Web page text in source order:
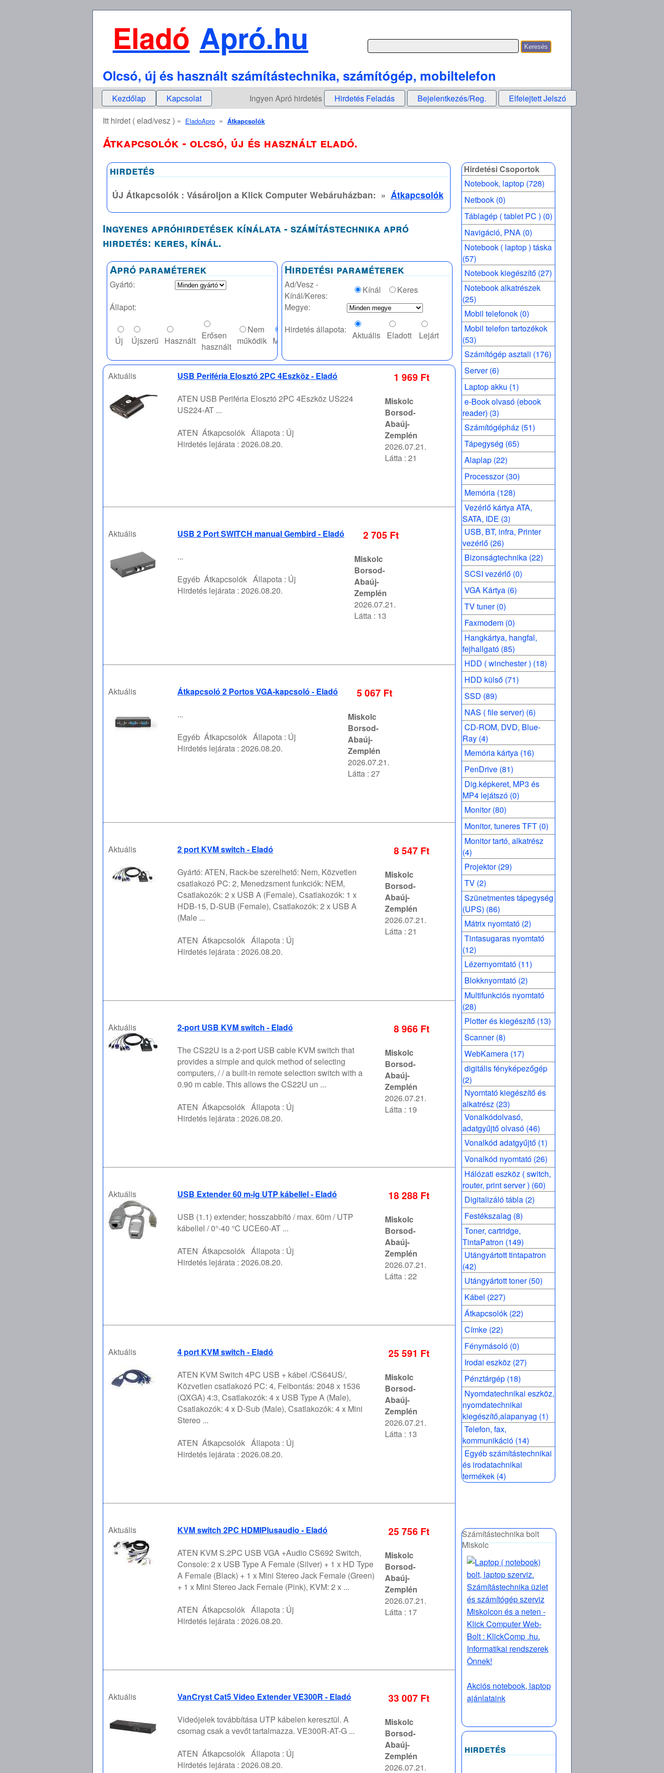
Eladó Apró.hu
Olcsó, új és használt számítástechnika, számítógép, mobiltelefon
Kezdőlap Kapcsolat Ingyen Apró hirdetés Hirdetés Feladás Bejelentkezés/Reg.
Elfelejtett Jelszó
Itt hirdet ( elad/vesz ) » EladoApro » Átkapcsolók
Átkapcsolók - olcsó, új és használt eladó.
hirdetés
ÚJ Átkapcsolók : Vásároljon a Klick Computer Webáruházban: » Átkapcsolók
Ingyenes apróhirdetések kínálata - számítástechnika apró
hirdetés: keres, kínál.
Apró paraméterek
Gyártó:
Állapot:
Új Újszerű Használt Erősen
használt
Nem
működik Mindegy
Hirdetési paraméterek
Ad/Vesz -
Kínál/Keres:
Kínál
Keres
Megye:
Hirdetés állapota:
Aktuális Eladott Lejárt
Aktuális
USB Periféria Elosztó 2PC 4Eszköz - Eladó
ATEN USB Periféria Elosztó 2PC 4Eszköz US224
US224-AT ...
ATEN Átkapcsolók Állapota : Új
Hirdetés lejárata : 2026.08.20.
1 969 Ft
Miskolc
Borsod-
Abaúj-
Zemplén
2026.07.21.
Látta : 21
Aktuális
USB 2 Port SWITCH manual Gembird - Eladó
...
Egyéb Átkapcsolók Állapota : Új
Hirdetés lejárata : 2026.08.20.
2 705 Ft
Miskolc
Borsod-
Abaúj-
Zemplén
2026.07.21.
Látta : 13
Aktuális
Átkapcsoló 2 Portos VGA-kapcsoló - Eladó
...
Egyéb Átkapcsolók Állapota : Új
Hirdetés lejárata : 2026.08.20.
5 067 Ft
Miskolc
Borsod-
Abaúj-
Zemplén
2026.07.21.
Látta : 27
Aktuális
2 port KVM switch - Eladó
Gyártó: ATEN, Rack-be szerelhető: Nem, Közvetlen
csatlakozó PC: 2, Menedzsment funkciók: NEM,
Csatlakozók: 2 x USB A (Female), Csatlakozók: 1 x
HDB-15, D-SUB (Female), Csatlakozók: 2 x USB A
(Male ...
ATEN Átkapcsolók Állapota : Új
Hirdetés lejárata : 2026.08.20.
8 547 Ft
Miskolc
Borsod-
Abaúj-
Zemplén
2026.07.21.
Látta : 21
Aktuális
2-port USB KVM switch - Eladó
The CS22U is a 2-port USB cable KVM switch that
provides a simple and quick method of selecting
computers, / / a built-in remote selection switch with a
0.90 m cable. This allows the CS22U un ...
ATEN Átkapcsolók Állapota : Új
Hirdetés lejárata : 2026.08.20.
8 966 Ft
Miskolc
Borsod-
Abaúj-
Zemplén
2026.07.21.
Látta : 19
Aktuális
USB Extender 60 m-ig UTP kábellel - Eladó
USB (1.1) extender; hosszabbító / max. 60m / UTP
kábellel / 0°-40 °C UCE60-AT ...
ATEN Átkapcsolók Állapota : Új
Hirdetés lejárata : 2026.08.20.
18 288 Ft
Miskolc
Borsod-
Abaúj-
Zemplén
2026.07.21.
Látta : 22
Aktuális
4 port KVM switch - Eladó
ATEN KVM Switch 4PC USB + kábel /CS64US/,
Közvetlen csatlakozó PC: 4, Felbontás: 2048 x 1536
(QXGA) 4:3, Csatlakozók: 4 x USB Type A (Male),
Csatlakozók: 4 x D-Sub (Male), Csatlakozók: 4 x Mini
Stereo ...
ATEN Átkapcsolók Állapota : Új
Hirdetés lejárata : 2026.08.20.
25 591 Ft
Miskolc
Borsod-
Abaúj-
Zemplén
2026.07.21.
Látta : 13
Aktuális
KVM switch 2PC HDMIPlusaudio - Eladó
ATEN KVM S.2PC USB VGA +Audio CS692 Switch,
Console: 2 x USB Type A Female (Silver) + 1 x HD Type
A Female (Black) + 1 x Mini Stereo Jack Female (Green)
+ 1 x Mini Stereo Jack Female (Pink), KVM: 2 x ...
ATEN Átkapcsolók Állapota : Új
Hirdetés lejárata : 2026.08.20.
25 756 Ft
Miskolc
Borsod-
Abaúj-
Zemplén
2026.07.21.
Látta : 17
Aktuális
VanCryst Cat5 Video Extender VE300R - Eladó
Videójelek továbbítása UTP kábelen keresztül. A
csomag csak a vevőt tartalmazza. VE300R-AT-G ...
ATEN Átkapcsolók Állapota : Új
Hirdetés lejárata : 2026.08.20.
33 007 Ft
Miskolc
Borsod-
Abaúj-
Zemplén
2026.07.21.
Hirdetési Csoportok
Notebook, laptop (728)
Netbook (0)
Táblagép ( tablet PC ) (0)
Navigáció, PNA (0)
Notebook ( laptop ) táska
(57)
Notebook kiegészítő (27)
Notebook alkatrészek
(25)
Mobil telefonok (0)
Mobil telefon tartozékok
(53)
Számítógép asztali (176)
Server (6)
Laptop akku (1)
e-Book olvasó (ebook
reader) (3)
Számítógépház (51)
Tápegység (65)
Alaplap (22)
Processzor (30)
Memória (128)
Vezérlő kártya ATA,
SATA, IDE (3)
USB, BT, infra, Printer
vezérlő (26)
Bizonságtechnika (22)
SCSI vezérlő (0)
VGA Kártya (6)
TV tuner (0)
Faxmodem (0)
Hangkártya, hangfal,
fejhallgató (85)
HDD ( winchester ) (18)
HDD külső (71)
SSD (89)
NAS ( file server) (6)
CD-ROM, DVD, Blue-
Ray (4)
Memória kártya (16)
PenDrive (81)
Dig.képkeret, MP3 és
MP4 lejátszó (0)
Monitor (80)
Monitor, tuneres TFT (0)
Monitor tartó, alkatrész
(4)
Projektor (29)
TV (2)
Szünetmentes tápegység
(UPS) (86)
Mátrix nyomtató (2)
Tintasugaras nyomtató
(12)
Lézernyomtató (11)
Blokknyomtató (2)
Multifunkciós nyomtató
(28)
Plotter és kiegészítő (13)
Scanner (8)
WebKamera (17)
digitális fényképezőgép
(2)
Nyomtató kiegészítő és
alkatrész (23)
Vonalkódolvasó,
adatgyűjtő olvasó (46)
Vonalkód adatgyűjtő (1)
Vonalkód nyomtató (26)
Hálózati eszköz ( switch,
router, print server ) (60)
Digitalizáló tábla (2)
Festékszalag (8)
Toner, cartridge,
TintaPatron (149)
Utángyártott tintapatron
(42)
Utángyártott toner (50)
Kábel (227)
Átkapcsolók (22)
Címke (22)
Fénymásoló (0)
Irodai eszköz (27)
Pénztárgép (18)
Nyomdatechnikai eszköz,
nyomdatechnikai
kiegészítő,alapanyag (1)
Telefon, fax,
kommunikáció (14)
Egyéb számítástechnikai
és irodatachnikai
termékek (4)
Számítástechnika bolt
Miskolc
Akciós notebook, laptop
ajánlataink
hirdetés